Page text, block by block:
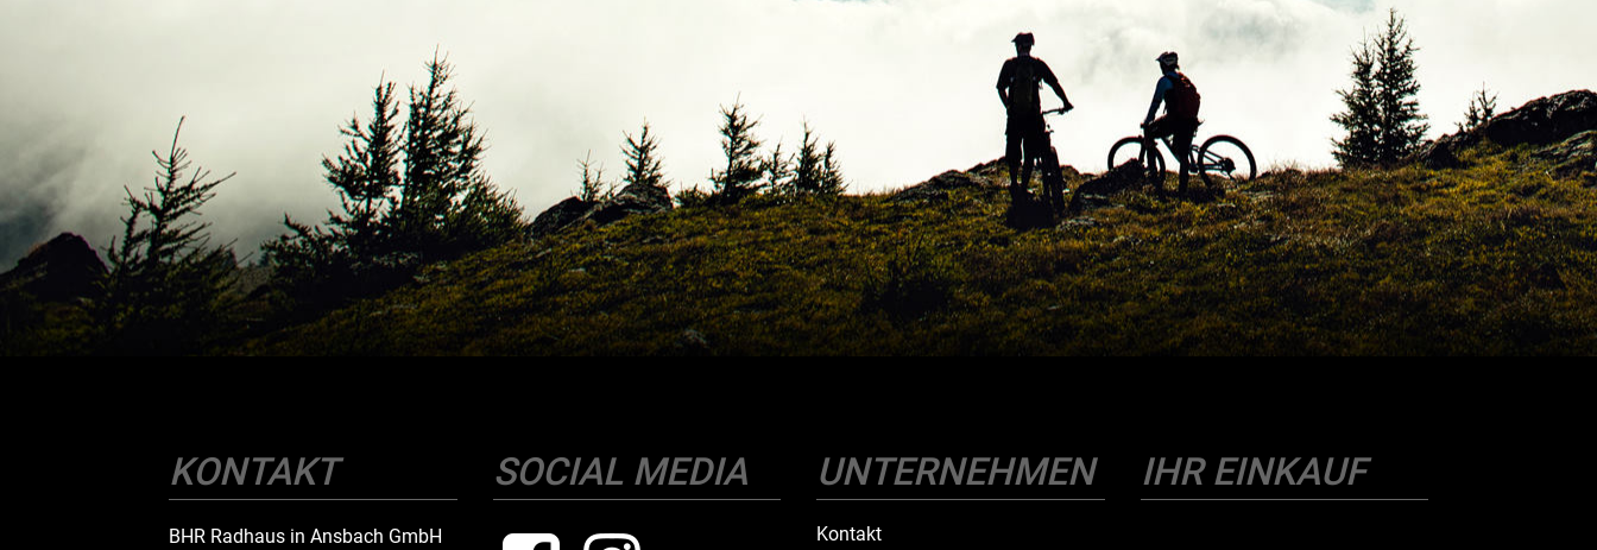
KONTAKT
BHR Radhaus in Ansbach GmbH
SOCIAL MEDIA UNTERNEHMEN
Kontakt
IHR EINKAUF